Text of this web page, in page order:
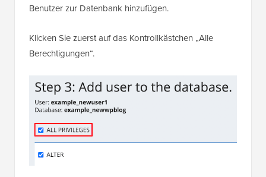
Benutzer zur Datenbank hinzufügen.
Klicken Sie zuerst auf das Kontrollkästchen „Alle
Berechtigungen“.